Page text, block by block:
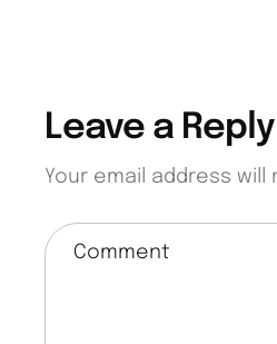
Leave a Reply
Your email address will